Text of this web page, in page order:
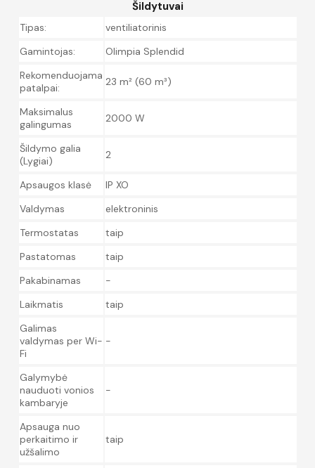
Šildytuvai
Tipas:
ventiliatorinis
Gamintojas:
Olimpia Splendid
Rekomenduojama
patalpai:
23 m² (60 m³)
Maksimalus
galingumas
2000 W
Šildymo galia
(Lygiai)
2
Apsaugos klasė
IP XO
Valdymas
elektroninis
Termostatas
taip
Pastatomas
taip
Pakabinamas
-
Laikmatis
taip
Galimas
valdymas per Wi-
Fi
-
Galymybė
nauduoti vonios
kambaryje
-
Apsauga nuo
perkaitimo ir
užšalimo
taip